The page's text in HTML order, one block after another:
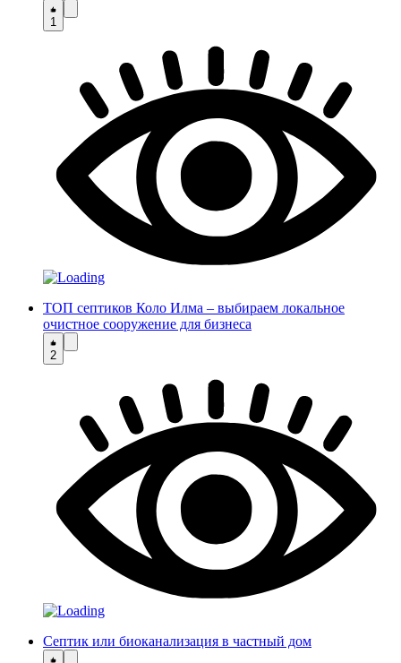
1
ТОП септиков Коло Илма – выбираем локальное
очистное сооружение для бизнеса
2
Cептик или биоканализация в частный дом